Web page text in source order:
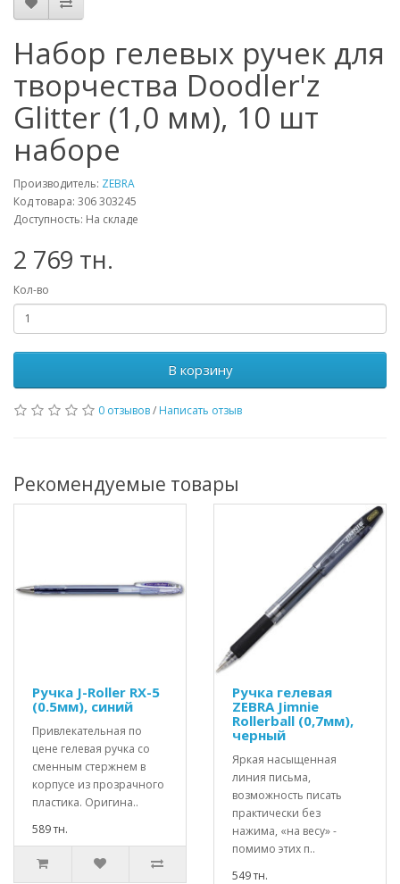
Набор гелевых ручек для
творчества Doodler'z
Glitter (1,0 мм), 10 шт
наборе
Производитель: ZEBRA
Код товара: 306 303245
Доступность: На складе
2 769 тн.
Кол-во
В корзину
0 отзывов/ Написать отзыв
Рекомендуемые товары
Ручка J-Roller RX-5
(0.5мм), синий
Привлекательная по
цене гелевая ручка со
сменным стержнем в
корпусе из прозрачного
пластика. Оригина..
589 тн.
Ручка гелевая
ZEBRA Jimnie
Rollerball (0,7мм),
черный
Яркая насыщенная
линия письма,
возможность писать
практически без
нажима, «на весу» -
помимо этих п..
549 тн.